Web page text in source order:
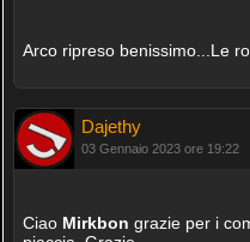
Arco ripreso benissimo...Le
Dajethy
03 Gennaio 2023 ore 19:22
Ciao Mirkbon grazie per i